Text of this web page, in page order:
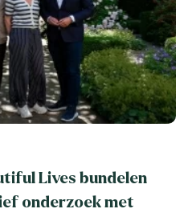
Lives bundelen
onderzoek met